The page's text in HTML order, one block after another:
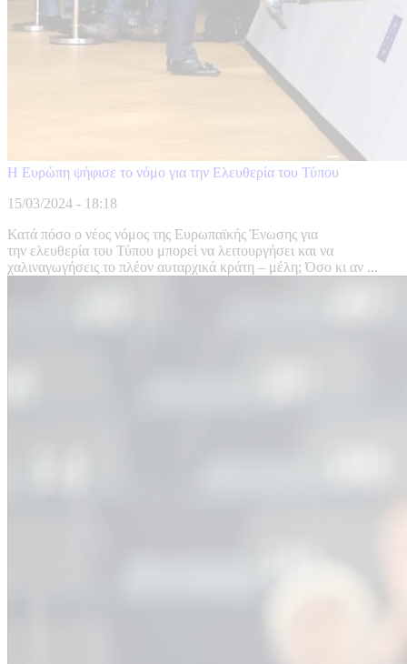
Η Ευρώπη ψήφισε το νόμο για την Ελευθερία του Τύπου
15/03/2024 - 18:18
Κατά πόσο ο νέος νόμος της Ευρωπαϊκής Ένωσης για
την ελευθερία του Τύπου μπορεί να λειτουργήσει και να
χαλιναγωγήσεις το πλέον αυταρχικά κράτη – μέλη; Όσο κι αν ...